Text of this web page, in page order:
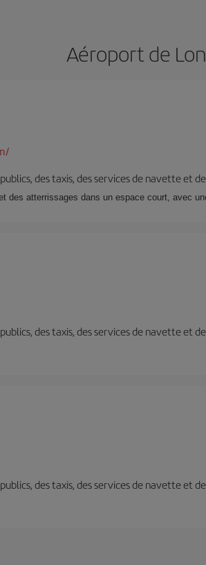
Aéroport de
des taxis, des services de navette et
des atterrissages dans un espace court, avec
des taxis, des services de navette et
des taxis, des services de navette et